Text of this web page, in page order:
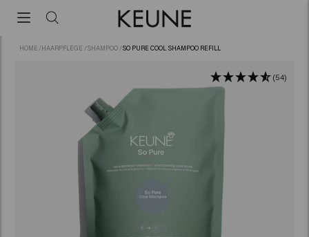
HOME /HAARPFLEGE /SHAMPOO /SO PURE COOL SHAMPOO REFILL
(54)